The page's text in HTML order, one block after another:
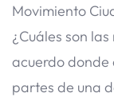
Movimiento
¿Cuáles son
acuerdo donde
partes de una